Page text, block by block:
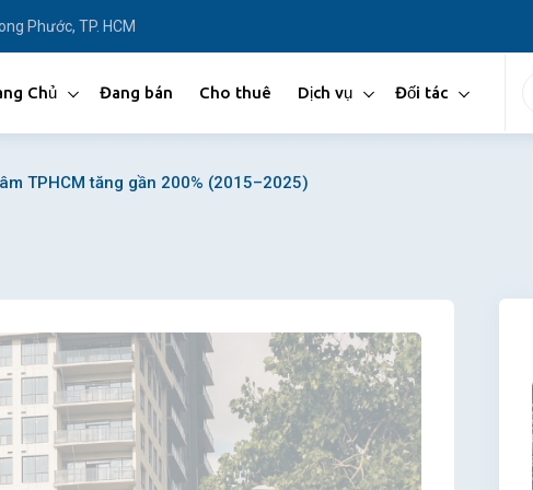
Phước, TP. HCM
Chủ Đang bán Cho thuê Dịch vụ Đối tác
TPHCM tăng gần 200% (2015–2025)